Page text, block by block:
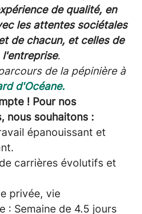
de qualité, en
les attentes sociétales
de chacun, et celles de
l'entreprise.
de la pépinière à
d'Océane.
! Pour nos
nous souhaitons :
épanouissant et
carrières évolutifs et
privée, vie
: Semaine de 4.5 jours